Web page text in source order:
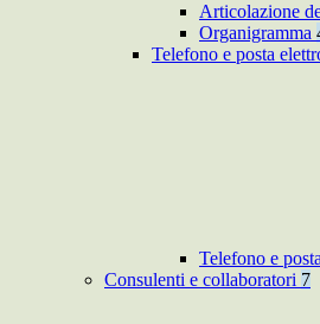
Articolazione
Organigramma
Telefono e posta
Telefono e
Consulenti e collaboratori 7